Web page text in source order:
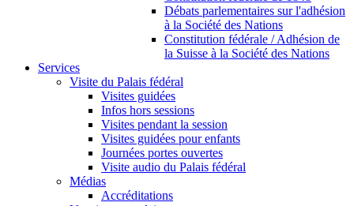
Débats parlementaires sur l'adhésion
à la Société des Nations
Constitution fédérale / Adhésion de
la Suisse à la Société des Nations
Services
Visite du Palais fédéral
Visites guidées
Infos hors sessions
Visites pendant la session
Visites guidées pour enfants
Journées portes ouvertes
Visite audio du Palais fédéral
Médias
Accréditations